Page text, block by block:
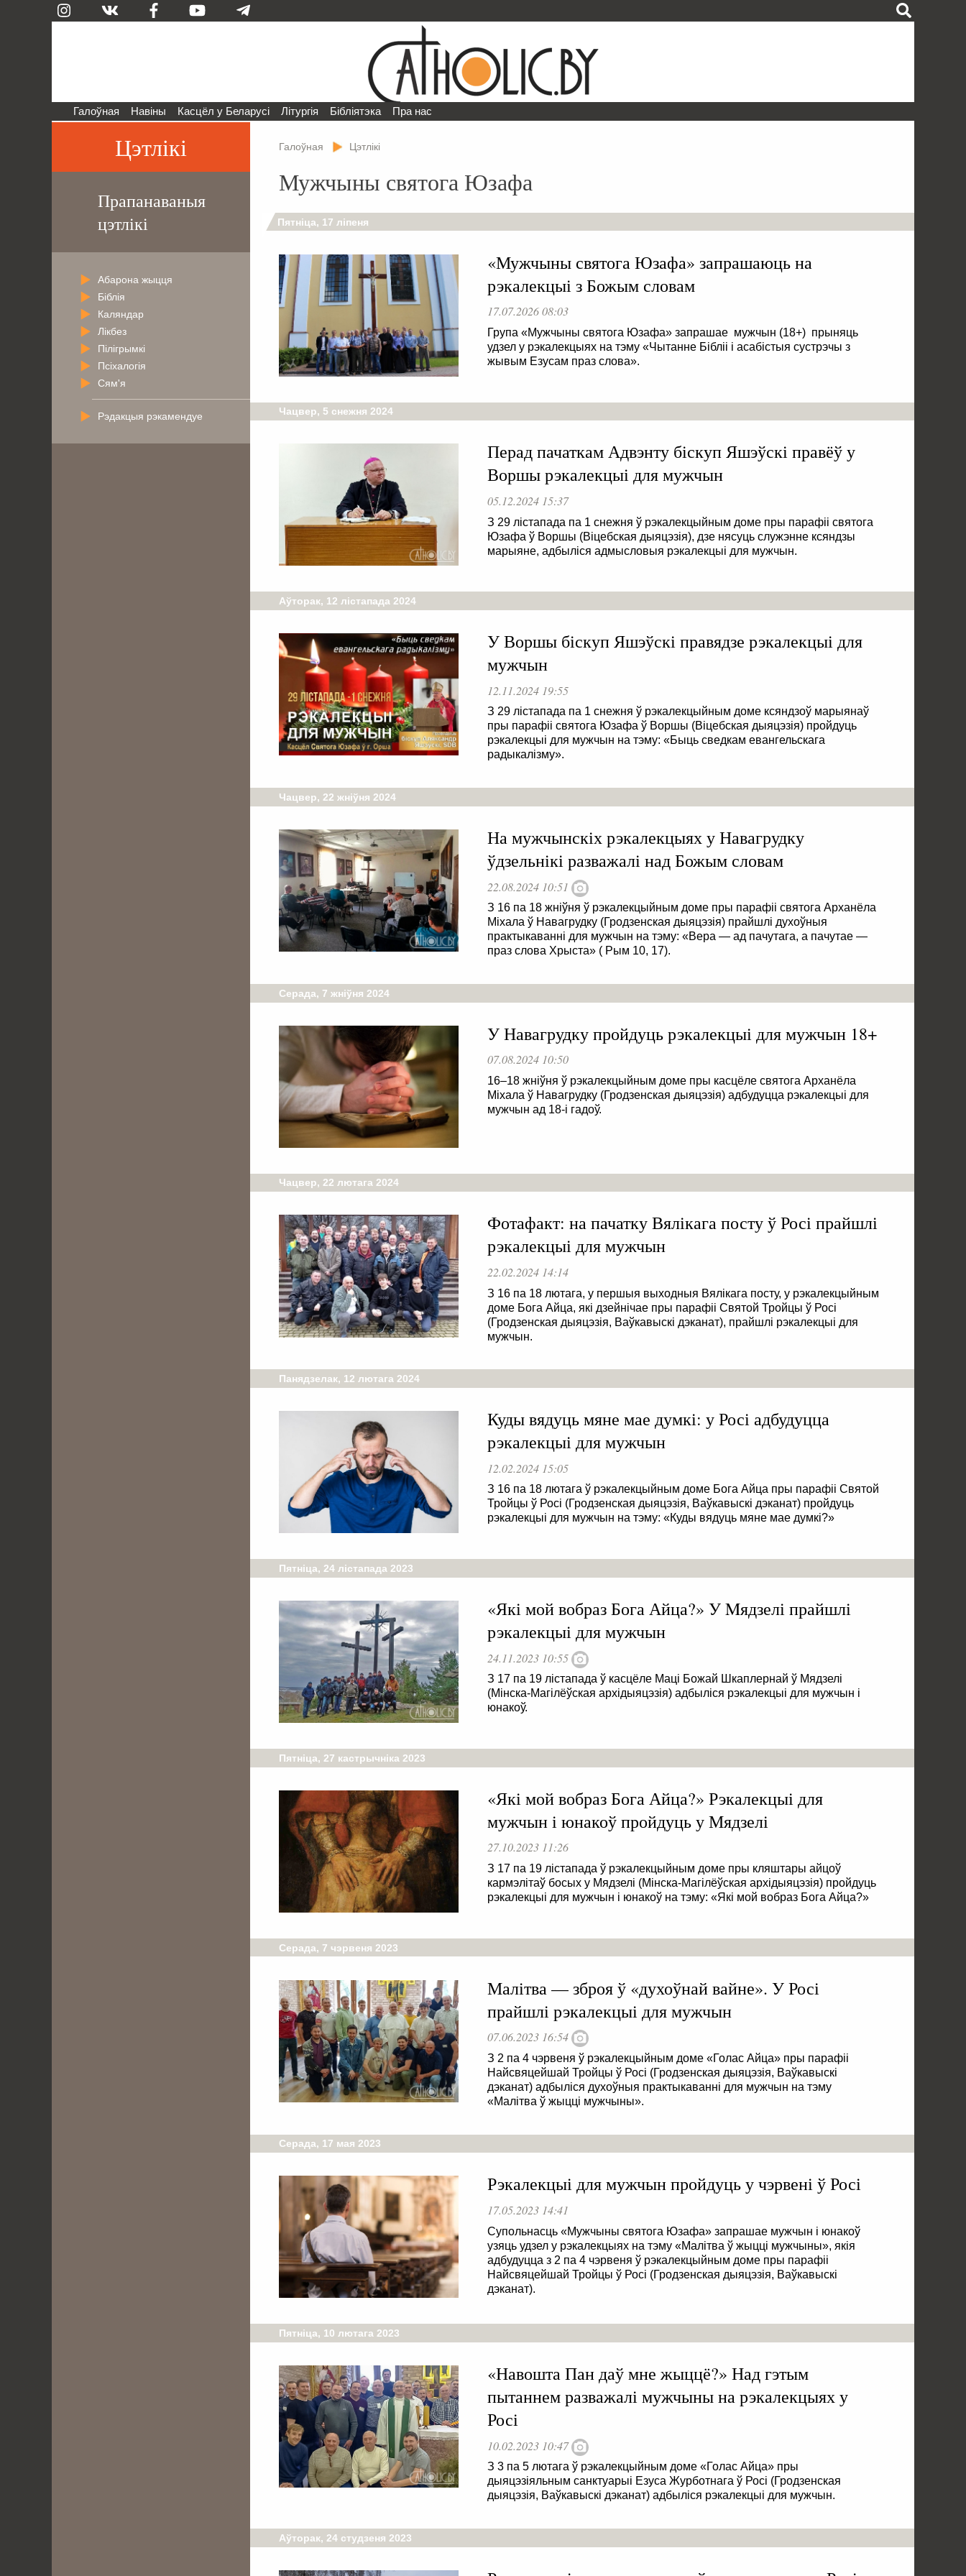
Галоўная Навіны Касцёл у Беларусі Літургія Бібліятэка Пра нас
Галоўная Цэтлікі
Мужчыны святога Юзафа
Пятніца, 17 ліпеня
«Мужчыны святога Юзафа» запрашаюць на
рэкалекцыі з Божым словам
17.07.2026 08:03
Група «Мужчыны святога Юзафа» запрашае мужчын (18+) прыняць
удзел у рэкалекцыях на тэму «Чытанне Бібліі і асабістыя сустрэчы з
жывым Езусам праз слова».
Чацвер, 5 снежня 2024
Перад пачаткам Адвэнту біскуп Яшэўскі правёў у
Воршы рэкалекцыі для мужчын
05.12.2024 15:37
З 29 лістапада па 1 снежня ў рэкалекцыйным доме пры парафіі святога
Юзафа ў Воршы (Віцебская дыяцэзія), дзе нясуць служэнне ксяндзы
марыяне, адбыліся адмысловыя рэкалекцыі для мужчын.
Аўторак, 12 лістапада 2024
У Воршы біскуп Яшэўскі правядзе рэкалекцыі для
мужчын
12.11.2024 19:55
З 29 лістапада па 1 снежня ў рэкалекцыйным доме ксяндзоў марыянаў
пры парафіі святога Юзафа ў Воршы (Віцебская дыяцэзія) пройдуць
рэкалекцыі для мужчын на тэму: «Быць сведкам евангельскага
радыкалізму».
Чацвер, 22 жніўня 2024
На мужчынскіх рэкалекцыях у Навагрудку
ўдзельнікі разважалі над Божым словам
22.08.2024 10:51
З 16 па 18 жніўня ў рэкалекцыйным доме пры парафіі святога Арханёла
Міхала ў Навагрудку (Гродзенская дыяцэзія) прайшлі духоўныя
практыкаванні для мужчын на тэму: «Вера — ад пачутага, а пачутае —
праз слова Хрыста» ( Рым 10, 17).
Серада, 7 жніўня 2024
У Навагрудку пройдуць рэкалекцыі для мужчын 18+
07.08.2024 10:50
16–18 жніўня ў рэкалекцыйным доме пры касцёле святога Арханёла
Міхала ў Навагрудку (Гродзенская дыяцэзія) адбудуцца рэкалекцыі для
мужчын ад 18-і гадоў.
Чацвер, 22 лютага 2024
Фотафакт: на пачатку Вялікага посту ў Росі прайшлі
рэкалекцыі для мужчын
22.02.2024 14:14
З 16 па 18 лютага, у першыя выходныя Вялікага посту, у рэкалекцыйным
доме Бога Айца, які дзейнічае пры парафіі Святой Тройцы ў Росі
(Гродзенская дыяцэзія, Ваўкавыскі дэканат), прайшлі рэкалекцыі для
мужчын.
Панядзелак, 12 лютага 2024
Куды вядуць мяне мае думкі: у Росі адбудуцца
рэкалекцыі для мужчын
12.02.2024 15:05
З 16 па 18 лютага ў рэкалекцыйным доме Бога Айца пры парафіі Святой
Тройцы ў Росі (Гродзенская дыяцэзія, Ваўкавыскі дэканат) пройдуць
рэкалекцыі для мужчын на тэму: «Куды вядуць мяне мае думкі?»
Пятніца, 24 лістапада 2023
«‎Які мой вобраз Бога Айца?»‎ У Mядзелі прайшлі
рэкалекцыі для мужчын
24.11.2023 10:55
З 17 па 19 лістапада ў касцёле Маці Божай Шкаплернай ў Мядзелі
(Мінска-Магілёўская архідыяцэзія) адбыліся рэкалекцыі для мужчын і
юнакоў.
Пятніца, 27 кастрычніка 2023
«Які мой вобраз Бога Айца?» Рэкалекцыі для
мужчын і юнакоў пройдуць у Мядзелі
27.10.2023 11:26
З 17 па 19 лістапада ў рэкалекцыйным доме пры кляштары айцоў
кармэлітаў босых у Мядзелі (Мінска-Магілёўская архідыяцэзія) пройдуць
рэкалекцыі для мужчын і юнакоў на тэму: «Які мой вобраз Бога Айца?»
Серада, 7 чэрвеня 2023
Малітва — зброя ў «духоўнай вайне». У Росі
прайшлі рэкалекцыі для мужчын
07.06.2023 16:54
З 2 па 4 чэрвеня ў рэкалекцыйным доме «Голас Айца» пры парафіі
Найсвяцейшай Тройцы ў Росі (Гродзенская дыяцэзія, Ваўкавыскі
дэканат) адбыліся духоўныя практыкаванні для мужчын на тэму
«Малітва ў жыцці мужчыны».
Серада, 17 мая 2023
Рэкалекцыі для мужчын пройдуць у чэрвені ў Росі
17.05.2023 14:41
Супольнасць «Мужчыны святога Юзафа» запрашае мужчын і юнакоў
узяць удзел у рэкалекцыях на тэму «Малітва ў жыцці мужчыны», якія
адбудуцца з 2 па 4 чэрвеня ў рэкалекцыйным доме пры парафіі
Найсвяцейшай Тройцы ў Росі (Гродзенская дыяцэзія, Ваўкавыскі
дэканат).
Пятніца, 10 лютага 2023
«Навошта Пан даў мне жыццё?» Над гэтым
пытаннем разважалі мужчыны на рэкалекцыях у
Росі
10.02.2023 10:47
З 3 па 5 лютага ў рэкалекцыйным доме «Голас Айца» пры
дыяцэзіяльным санктуарыі Езуса Журботнага ў Росі (Гродзенская
дыяцэзія, Ваўкавыскі дэканат) адбыліся рэкалекцыі для мужчын.
Аўторак, 24 студзеня 2023
Цэтлікі
Прапанаваныя
цэтлікі
Абарона жыцця
Біблія
Каляндар
Лікбез
Пілігрымкі
Псіхалогія
Сям'я
Рэдакцыя рэкамендуе